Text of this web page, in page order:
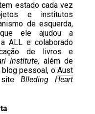
estado cada vez
e institutos
de esquerda,
ele ajudou a
ALL e colaborado
de livros e
Institute, além de
blog pessoal, oAust
Blleding Heart